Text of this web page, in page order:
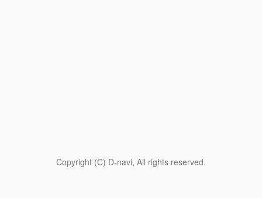
Copyright (C) D-navi, All rights reserved.